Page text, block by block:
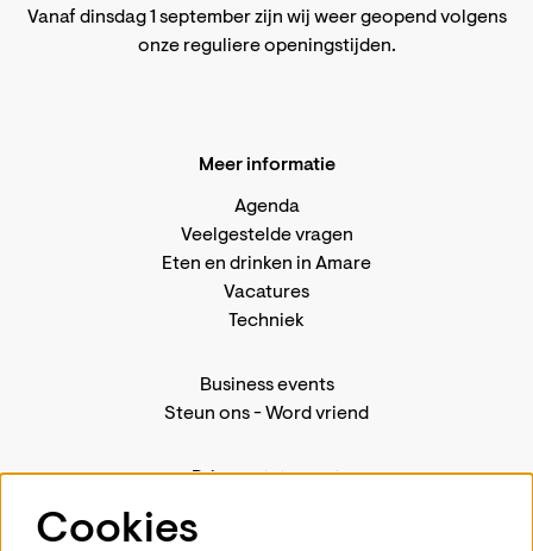
Vanaf dinsdag 1 september zijn wij weer geopend volgens
onze reguliere openingstijden.
Meer informatie
Agenda
Veelgestelde vragen
Eten en drinken in Amare
Vacatures
Techniek
Business events
Steun ons-Word vriend
Privacystatement
Cookies